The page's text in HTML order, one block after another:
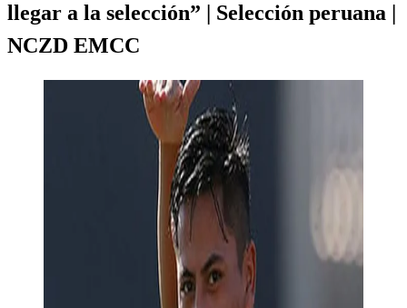
llegar a la selección” | Selección peruana |
NCZD EMCC